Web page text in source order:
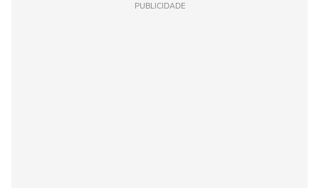
PUBLICIDADE